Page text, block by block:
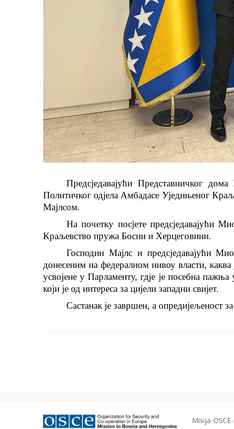
Предсједавајући Представничког
Политичког одјела Амбадасе Уједињеног
Мајлсом.
На почетку посјете предсједавајући
Краљевство пружа Босни и Херцеговини.
Господин Мајлс и предсједавајући
донесеним на федералном нивоу власти,
усвојене у Парламенту, гдје је посебна
који је од интереса за цијели западни свијет.
Састанак је завршен, а опредијељеност
Misija